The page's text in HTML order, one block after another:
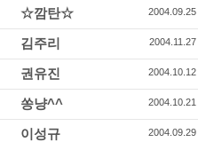
☆깜탄☆ 2004.09.25
김주리 2004.11.27
권유진 2004.10.12
쏭냥^^ 2004.10.21
이성규 2004.09.29